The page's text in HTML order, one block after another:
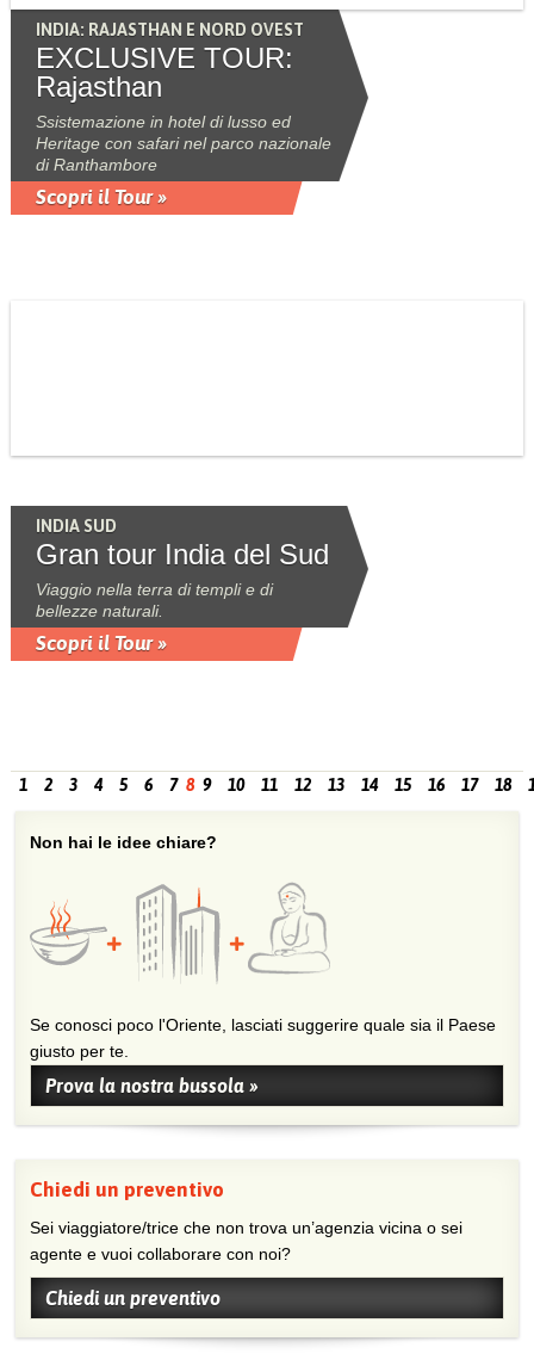
INDIA: RAJASTHAN E NORD OVEST
EXCLUSIVE TOUR:
Rajasthan
Ssistemazione in hotel di lusso ed
Heritage con safari nel parco nazionale
di Ranthambore
Scopri il Tour »
INDIA SUD
Gran tour India del Sud
Viaggio nella terra di templi e di
bellezze naturali.
Scopri il Tour »
1 2 3 4 5 6 7 8 9 10 11 12 13 14 15 16 17 18
Non hai le idee chiare?
Se conosci poco l'Oriente, lasciati suggerire quale sia il Paese
giusto per te.
Prova la nostra bussola »
Chiedi un preventivo
Sei viaggiatore/trice che non trova un’agenzia vicina o sei
agente e vuoi collaborare con noi?
Chiedi un preventivo